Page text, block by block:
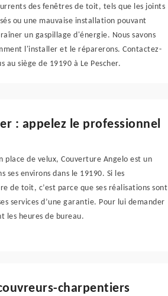
des fenêtres de toit, tels que les joints
ou une mauvaise installation pouvant
un gaspillage d'énergie. Nous savons
l'installer et le réparerons. Contactez-
au siège de 19190 à Le Pescher.
: appelez le professionnel
place de velux, Couverture Angelo est un
environs dans le 19190. Si les
de toit, c’est parce que ses réalisations sont
services d’une garantie. Pour lui demander
les heures de bureau.
charpentiers